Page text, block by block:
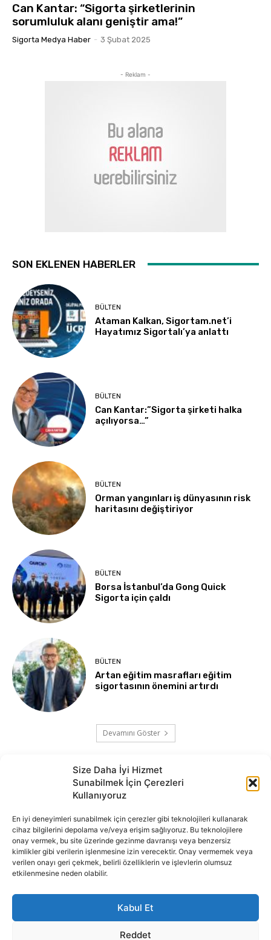
Size Daha İyi Hizmet
Sunabilmek İçin Çerezleri
Kullanıyoruz
En iyi deneyimleri sunabilmek için çerezler gibi teknolojileri kullanarak
cihaz bilgilerini depolama ve/veya erişim sağlıyoruz. Bu teknolojilere
onay vermek, bu site üzerinde gezinme davranışı veya benzersiz
kimlikler gibi verilerin işlenmesine izin verecektir. Onay vermemek veya
verilen onayı geri çekmek, belirli özelliklerin ve işlevlerin olumsuz
etkilenmesine neden olabilir.
Kabul Et
Reddet
Can Kantar: “Sigorta şirketlerinin
sorumluluk alanı geniştir ama!”
Sigorta Medya Haber - 3 Şubat 2025
- Reklam -
SON EKLENEN HABERLER
BÜLTEN
Ataman Kalkan, Sigortam.net’i
Hayatımız Sigortalı’ya anlattı
BÜLTEN
Can Kantar:”Sigorta şirketi halka
açılıyorsa…”
BÜLTEN
Orman yangınları iş dünyasının risk
haritasını değiştiriyor
BÜLTEN
Borsa İstanbul’da Gong Quick
Sigorta için çaldı
BÜLTEN
Artan eğitim masrafları eğitim
sigortasının önemini artırdı
Devamını Göster
İnternet portalımızda yer alan tüm haber metini, resim ve benzeri
içeriğin hakları Sigortamedya Yayıncılık A.Ş.'ye aittir. Hiçbir şekilde
basılı ya da elektronik bir ortamda, kaynak gösterilse bile izin
e-Mail Adresimiz: info@sigortamedia.com